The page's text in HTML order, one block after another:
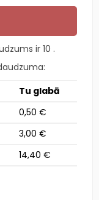
ir 10 .
Tu glabā
0,50 €
3,00 €
14,40 €